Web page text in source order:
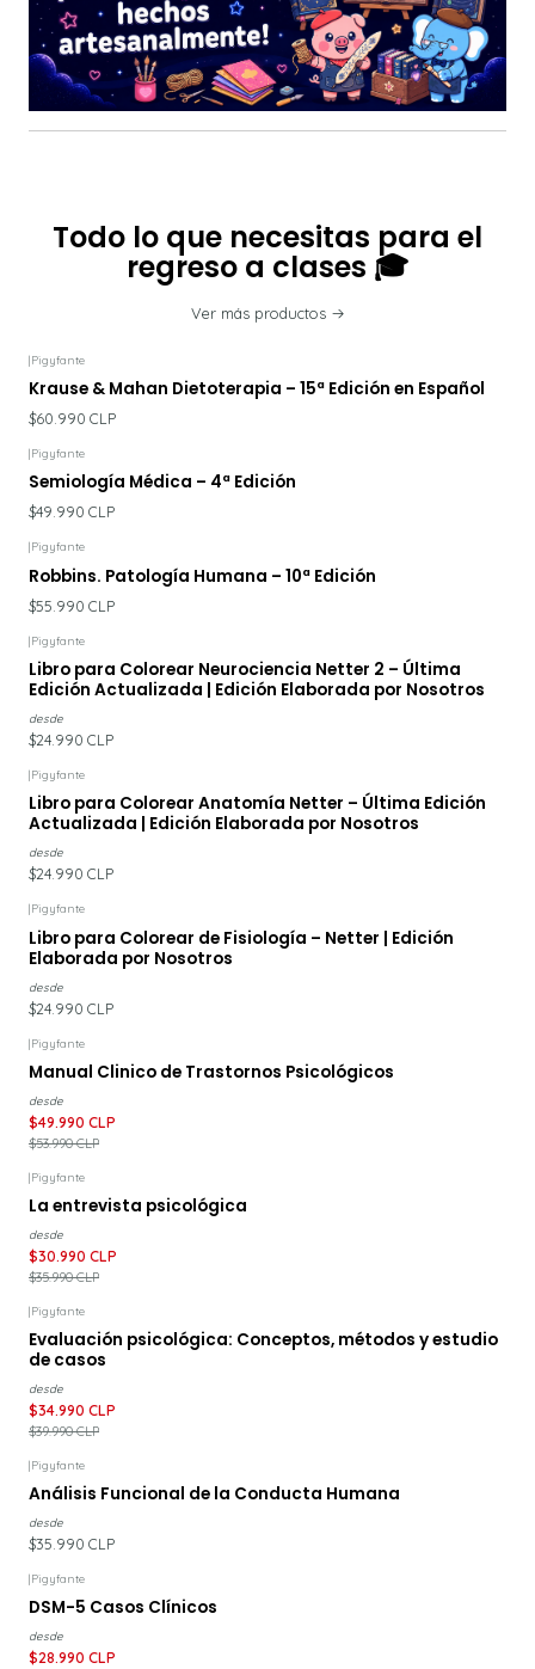
Todo lo que necesitas para el
regreso a clases 🎓
Ver más productos
|Pigyfante
Krause & Mahan Dietoterapia – 15ª Edición en Español
$60.990 CLP
|Pigyfante
Semiología Médica – 4ª Edición
$49.990 CLP
|Pigyfante
Robbins. Patología Humana – 10ª Edición
$55.990 CLP
|Pigyfante
Libro para Colorear Neurociencia Netter 2 – Última
Edición Actualizada | Edición Elaborada por Nosotros
desde
$24.990 CLP
|Pigyfante
Libro para Colorear Anatomía Netter – Última Edición
Actualizada | Edición Elaborada por Nosotros
desde
$24.990 CLP
|Pigyfante
Libro para Colorear de Fisiología – Netter | Edición
Elaborada por Nosotros
desde
$24.990 CLP
DESCUENTO
|Pigyfante
Manual Clinico de Trastornos Psicológicos
desde
$49.990 CLP
$53.990 CLP
-14% DESCUENTO
|Pigyfante
La entrevista psicológica
desde
$30.990 CLP
$35.990 CLP
-13% DESCUENTO
|Pigyfante
Evaluación psicológica: Conceptos, métodos y estudio
de casos
desde
$34.990 CLP
$39.990 CLP
|Pigyfante
Análisis Funcional de la Conducta Humana
desde
$35.990 CLP
-15%DESCUENTO
|Pigyfante
DSM-5 Casos Clínicos
desde
$28.990 CLP